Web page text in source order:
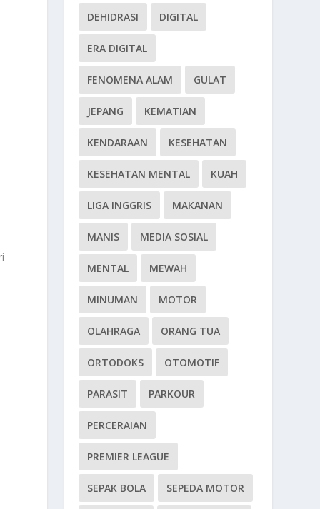
DEHIDRASI DIGITAL
ERA DIGITAL
FENOMENA ALAM GULAT
JEPANG KEMATIAN
KENDARAAN KESEHATAN
KESEHATAN MENTAL KUAH
LIGA INGGRIS MAKANAN
MANIS MEDIA SOSIAL
MENTAL MEWAH
MINUMAN MOTOR
OLAHRAGA ORANG TUA
ORTODOKS OTOMOTIF
PARASIT PARKOUR
PERCERAIAN
PREMIER LEAGUE
SEPAK BOLA SEPEDA MOTOR